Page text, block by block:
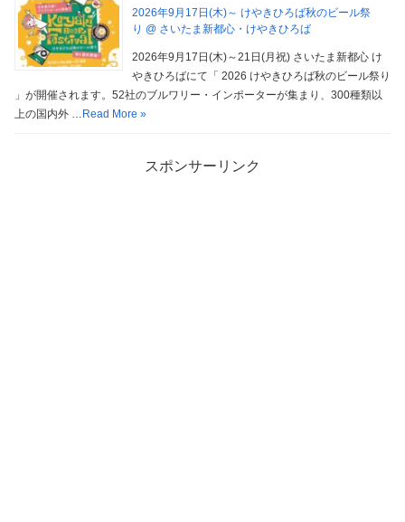
2026年9月17日(木)～ けやきひろば秋のビール祭
り @ さいたま新都心・けやきひろば
2026年9月17日(木)～21日(月祝) さいたま新都心 け
やきひろばにて「 2026 けやきひろば秋のビール祭り
」が開催されます。52社のブルワリー・インポーターが集まり、300種類以
上の国内外 … Read More »
スポンサーリンク